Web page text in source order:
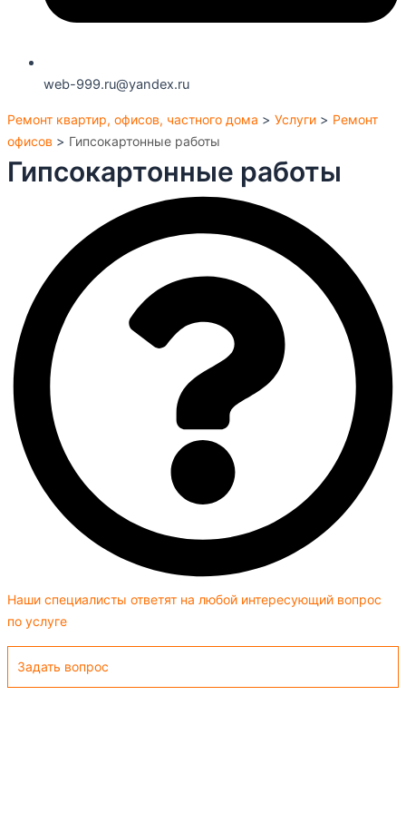
web-999.ru@yandex.ru
Ремонт квартир, офисов, частного дома > Услуги > Ремонт
офисов > Гипсокартонные работы
Гипсокартонные работы
Наши специалисты ответят на любой интересующий вопрос
по услуге
Задать вопрос